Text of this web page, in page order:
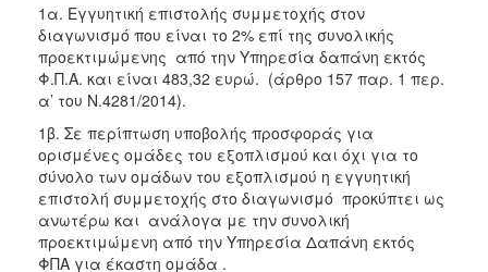
1α. Εγγυητική επιστολής συμμετοχής στον
διαγωνισμό που είναι το 2% επί της συνολικής
προεκτιμώμενης από την Υπηρεσία δαπάνη εκτός
Φ.Π.Α. και είναι 483,32 ευρώ. (άρθρο 157 παρ. 1 περ.
α’ του Ν.4281/2014).
1β. Σε περίπτωση υποβολής προσφοράς για
ορισμένες ομάδες του εξοπλισμού και όχι για το
σύνολο των ομάδων του εξοπλισμού η εγγυητική
επιστολή συμμετοχής στο διαγωνισμό προκύπτει ως
ανωτέρω και ανάλογα με την συνολική
προεκτιμώμενη από την Υπηρεσία Δαπάνη εκτός
ΦΠΑ για έκαστη ομάδα .